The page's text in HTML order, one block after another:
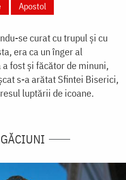
Apostol
se curat cu trupul și cu
era ca un înger al
fost și făcător de minuni,
s-a arătat Sfintei Biserici,
luptării de icoane.